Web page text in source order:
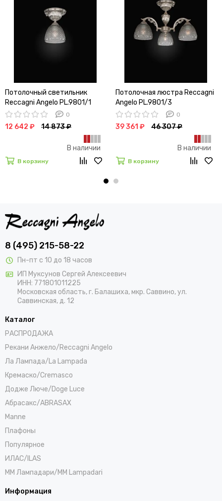
Потолочный светильник
Reccagni Angelo PL.9801/1
0
12 642 ₽ 14 873 ₽
В наличии
В корзину
Потолочная люстра Reccagni
Angelo PL.9801/3
0
39 361 ₽ 46 307 ₽
В наличии
В корзину
8 (495) 215-58-22
Пн-пт с 10 до 18 часов
ИП Муксунов Сергей Алексеевич
ИНН: 771801011225
Московская область, г. Балашиха, мкр. Саввино, ул.
Саввинская, д. 12
Каталог
РАСПРОДАЖА
Рекани Анжело/Reccagni Angelo
Ла Лампада/La Lampada
Кремаско/Cremasco
Додже Люче/Doge Luce
Абрасакс/ABRASAX
Manne
Плафоны
Популярное
ИЛАС/ILAS
ММ Лампадари/MM Lampadari
Информация